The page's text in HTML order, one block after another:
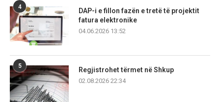
4
DAP-i e fillon fazën e tretë të projektit
fatura elektronike
04.06.2026 13:52
5
Regjistrohet tërmet në Shkup
02.08.2026 22:34